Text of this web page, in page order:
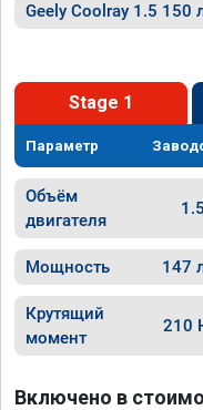
Geely Coolray 1.5 150
Stage 1
Параметр
Объём
двигателя
1.5
Мощность 147
Крутящий
момент
210
Включено в